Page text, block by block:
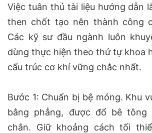
Việc tuân thủ tài liệu hướng dẫn
then chốt tạo nên thành công
Các kỹ sư đầu ngành luôn
dùng thực hiện theo thứ tự khoa
cấu trúc cơ khí vững chắc nhất.
Bước 1: Chuẩn bị bệ móng. Khu
bằng phẳng, được đổ bê tông
chắn. Giữ khoảng cách tối